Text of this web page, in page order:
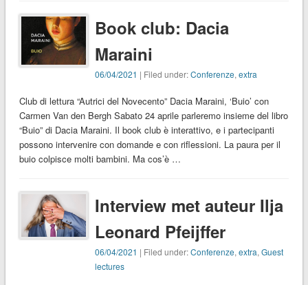
Book club: Dacia
Maraini
06/04/2021 | Filed under:Conferenze,extra
Club di lettura “Autrici del Novecento” Dacia Maraini, ‘Buio’ con
Carmen Van den Bergh Sabato 24 aprile parleremo insieme del libro
“Buio” di Dacia Maraini. Il book club è interattivo, e i partecipanti
possono intervenire con domande e con riflessioni. La paura per il
buio colpisce molti bambini. Ma cos’è …
Interview met auteur Ilja
Leonard Pfeijffer
06/04/2021 | Filed under:Conferenze,extra,Guest
lectures